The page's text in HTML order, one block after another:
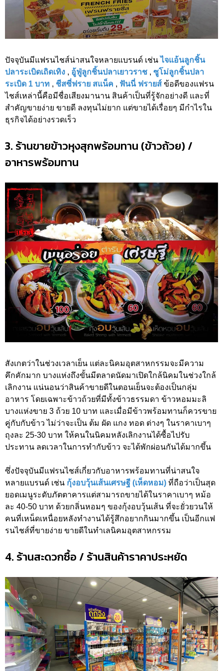
ปัจจุบันมีแฟรนไชส์น่าสนใจหลายแบรนด์ เช่นไจแอ้นลูกชิ้น
ปลาระเบิดเถิดเทิง , อู้ฟู่ลูกชิ้นปลาเยาวราช , ซูโม่ลูกชิ้นปลา
ระเบิด 1 บาท , ชีสซี่ฟราย สแน็ค , ฟันนี่ ฟรายส์ ข้อดีของแฟรน
ไชส์เหล่านี้คือมีชื่อเสียงมานาน สินค้าเป็นที่รู้จักอย่างดี และที่
สำคัญขายง่าย ขายดี ลงทุนไม่ยาก แต่ขายได้เรื่อยๆ มีกำไรใน
ธุรกิจได้อย่างรวดเร็ว
3. ร้านขายข้าวหุงสุกพร้อมทาน (ข้าวถ้วย) /
อาหารพร้อมทาน
สังเกตว่าในช่วงเวลาเย็น แต่ละนิคมอุตสาหกรรมจะมีความ
คึกคักมาก บางแห่งถึงขั้นมีตลาดนัดมาเปิดใกล้นิคมในช่วงใกล้
เลิกงาน แน่นอนว่าสินค้าขายดีในตอนเย็นจะต้องเป็นกลุ่ม
อาหาร โดยเฉพาะข้าวถ้วยที่มีทั้งข้าวธรรมดา ข้าวหอมมะลิ
บางแห่งขาย 3 ถ้วย 10 บาท และเมื่อมีข้าวพร้อมทานก็ควรขาย
คู่กับกับข้าว ไม่ว่าจะเป็น ต้ม ผัด แกง ทอด ต่างๆ ในราคาเบาๆ
ถุงละ 25-30 บาท ให้คนในนิคมหลังเลิกงานได้ซื้อไปรับ
ประทาน ลดเวลาในการทำกับข้าว จะได้พักผ่อนกันได้มากขึ้น
ซึ่งปัจจุบันมีแฟรนไชส์เกี่ยวกับอาหารพร้อมทานที่น่าสนใจ
หลายแบรนด์ เช่น กุ้งอบวุ้นเส้นเศรษฐี (เห็ดหอม) ที่ถือว่าเป็นสุด
ยอดเมนูระดับภัตตาคารแต่สามารถขายได้ในราคาเบาๆ หม้อ
ละ 40-50 บาท ด้วยกลิ่นหอมๆ ของกุ้งอบวุ้นเส้น ที่จะยั่วยวนให้
คนที่เหน็ดเหนื่อยหลังทำงานได้รู้สึกอยากกินมากขึ้น เป็นอีกแฟ
รนไชส์ที่ขายง่าย ขายดีในทำเลนิคมอุตสาหกรรม
4. ร้านสะดวกซื้อ / ร้านสินค้าราคาประหยัด